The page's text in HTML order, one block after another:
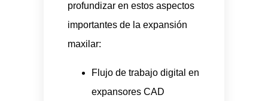
profundizar en estos aspectos
importantes de la expansión
maxilar:
Flujo de trabajo digital en
expansores CAD